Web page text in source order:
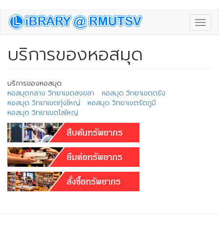
Skip
main
บริการของหอสมุด
บริการของหอสมุด
หอสมุดกลาง วิทยาเขตสงขลา
หอสมุด วิทยาเขตตรัง
หอสมุด วิทยาเขตทุ่งใหญ่
หอสมุด วิทยาเขตรัตภูมิ
หอสมุด วิทยาเขตไสใหญ่